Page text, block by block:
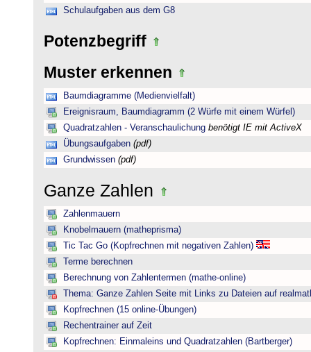
Schulaufgaben aus dem G8
Potenzbegriff
Muster erkennen
Baumdiagramme (Medienvielfalt)
Ereignisraum, Baumdiagramm (2 Würfe mit einem Würfel)
Quadratzahlen - Veranschaulichung benötigt IE mit ActiveX
Übungsaufgaben (pdf)
Grundwissen (pdf)
Ganze Zahlen
Zahlenmauern
Knobelmauern (matheprisma)
Tic Tac Go (Kopfrechnen mit negativen Zahlen)
Terme berechnen
Berechnung von Zahlentermen (mathe-online)
Thema: Ganze Zahlen Seite mit Links zu Dateien auf
Kopfrechnen (15 online-Übungen)
Rechentrainer auf Zeit
Kopfrechnen: Einmaleins und Quadratzahlen (Bartberger)